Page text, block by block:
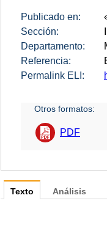
Publicado en:
Sección:
Departamento:
Referencia:
Permalink ELI:
Otros formatos:
PDF
Texto Análisis